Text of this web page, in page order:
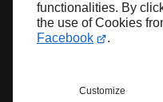
functionalities. By
the use of Cookies
Facebook
.
Customize